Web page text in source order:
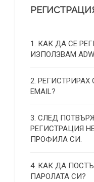
1. КАК ДА СЕ
ИЗПОЛЗВАМ
2. РЕГИСТРИРАХ
EMAIL?
3. СЛЕД
РЕГИСТРАЦИЯ
ПРОФИЛА СИ.
4. КАК ДА
ПАРОЛАТА СИ?